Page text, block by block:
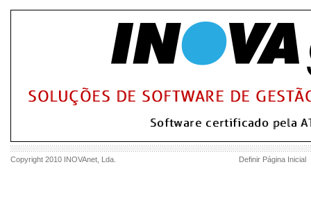
Copyright 2010 INOVAnet , Lda. Definir Página Inicial